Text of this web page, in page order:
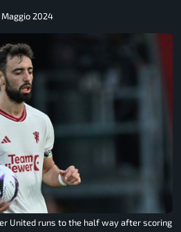
Maggio 2024
United runs to the half way after scoring